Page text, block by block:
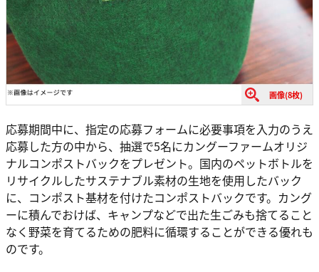
画像(8枚)
応募期間中に、指定の応募フォームに必要事項を入力のうえ
応募した方の中から、抽選で5名にカングーファームオリジ
ナルコンポストバックをプレゼント。国内のペットボトルを
リサイクルしたサステナブル素材の生地を使用したバック
に、コンポスト基材を付けたコンポストバックです。カング
ーに積んでおけば、キャンプなどで出た生ごみも捨てること
なく野菜を育てるための肥料に循環することができる優れも
のです。